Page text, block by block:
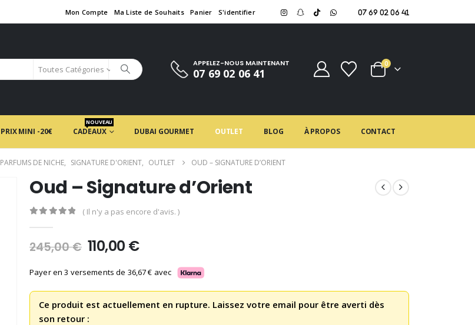
Mon Compte Ma Liste de Souhaits Panier S'identifier 07 69 02 06 41
Toutes Catégories
APPELEZ-NOUS MAINTENANT
07 69 02 06 41
0
PRIX MINI -20€ CADEAUX
NOUVEAU
DUBAI GOURMET OUTLET BLOG À PROPOS CONTACT
PARFUMS DE NICHE, SIGNATURE D'ORIENT, OUTLET OUD – SIGNATURE D’ORIENT
Oud – Signature d’Orient
( Il n'y a pas encore d'avis. )
245,00€ Le
prix
initial
était :
245,00 €.
110,00 €Le
actuel
est :
110,00 €.
Payer en 3 versements de 36,67€ avec
Ce produit est actuellement en rupture. Laissez votre email pour être averti dès
son retour :